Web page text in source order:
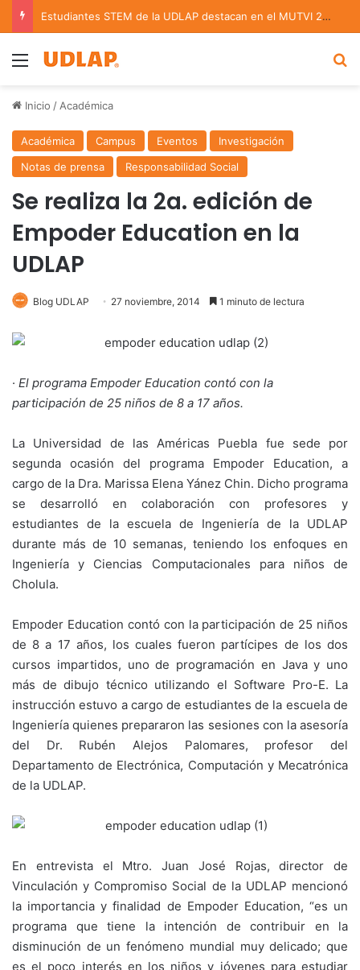
Estudiantes STEM de la UDLAP destacan en el MUTVI 2026
Menu
Inicio / Académica
Académica Campus Eventos
Investigación
Notas de prensa
Responsabilidad Social
Se realiza la 2a. edición de
Empoder Education en la
UDLAP
Blog UDLAP 27 noviembre, 2014 1 minuto de lectura
· El programa Empoder Education contó con la
participación de 25 niños de 8 a 17 años.
La Universidad de las Américas Puebla fue sede por
segunda ocasión del programa Empoder Education, a
cargo de la Dra. Marissa Elena Yánez Chin. Dicho programa
se desarrolló en colaboración con profesores y
estudiantes de la escuela de Ingeniería de la UDLAP
durante más de 10 semanas, teniendo los enfoques en
Ingeniería y Ciencias Computacionales para niños de
Cholula.
Empoder Education contó con la participación de 25 niños
de 8 a 17 años, los cuales fueron partícipes de los dos
cursos impartidos, uno de programación en Java y uno
más de dibujo técnico utilizando el Software Pro-E. La
instrucción estuvo a cargo de estudiantes de la escuela de
Ingeniería quienes prepararon las sesiones con la asesoría
del Dr. Rubén Alejos Palomares, profesor del
Departamento de Electrónica, Computación y Mecatrónica
de la UDLAP.
En entrevista el Mtro. Juan José Rojas, director de
Vinculación y Compromiso Social de la UDLAP mencionó
la importancia y finalidad de Empoder Education, “es un
programa que tiene la intención de contribuir en la
disminución de un fenómeno mundial muy delicado; que
es el poco interés en los niños y jóvenes para estudiar